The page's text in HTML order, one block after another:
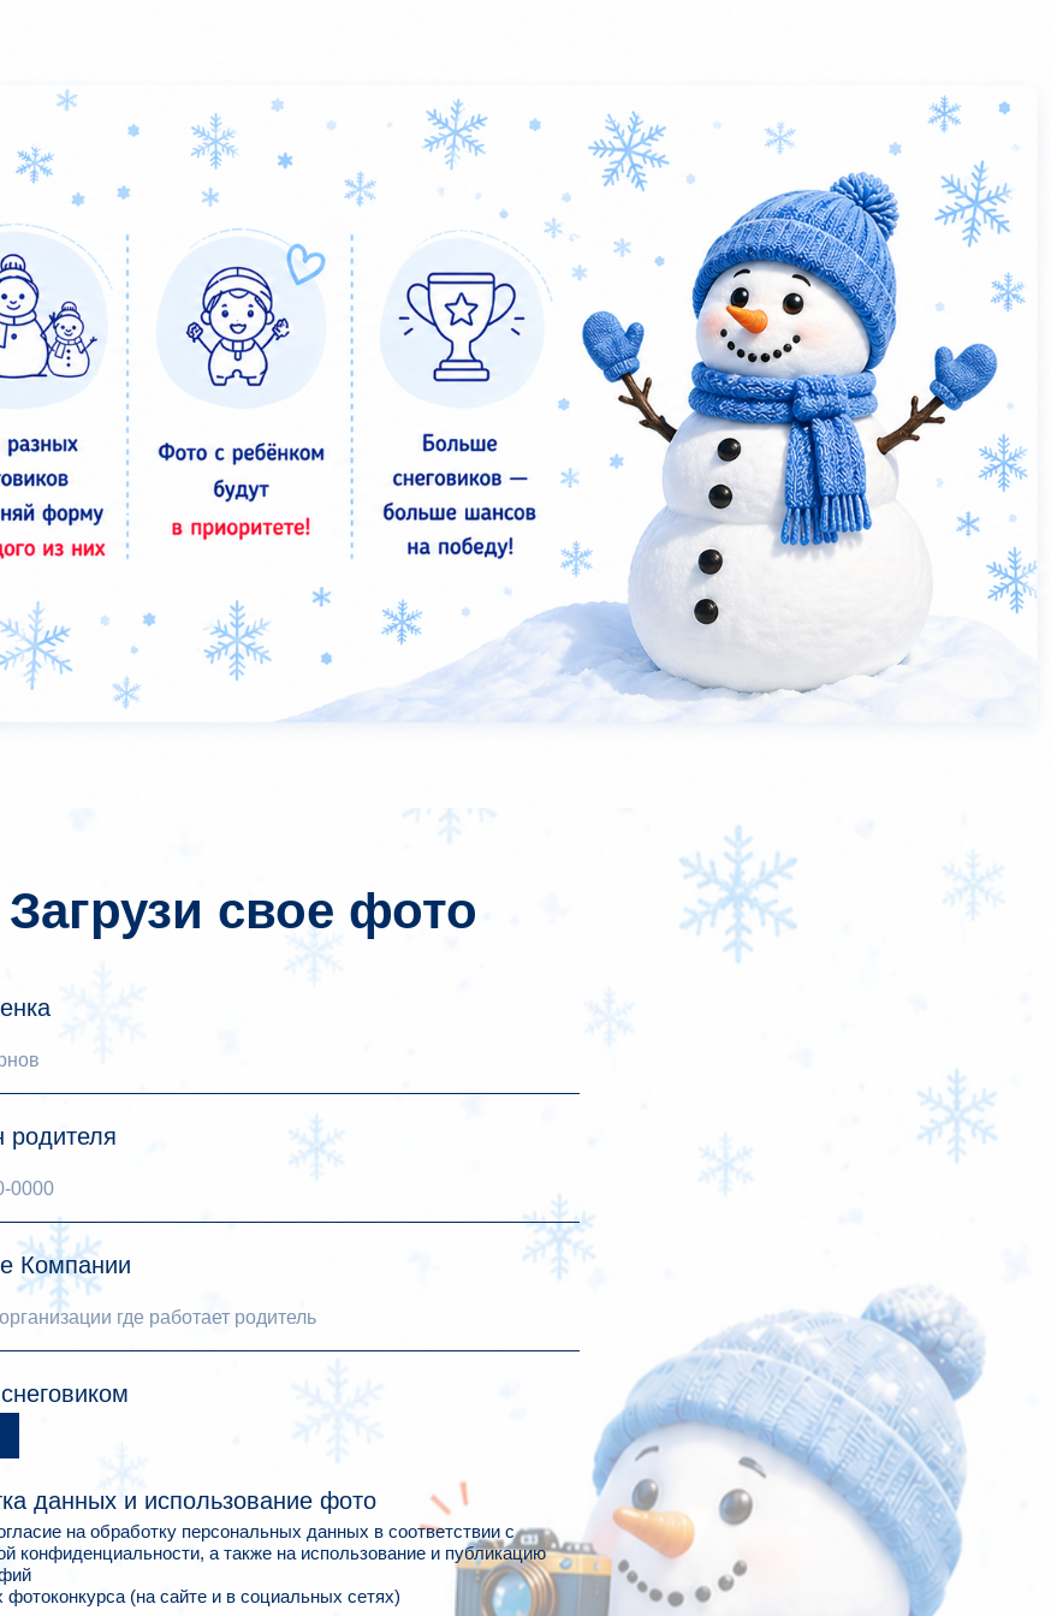
Загрузи свое фото
родителя
Компании
данных и использование фото
на обработку персональных данных в соответствии с
конфиденциальности, а также на использование и публикацию
фотоконкурса (на сайте и в социальных сетях)